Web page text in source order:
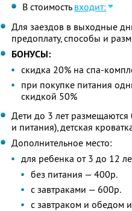
В стоимость входит:
Для заездов в выходные
предоплату, способы и
БОНУСЫ:
скидка 20% на спа-
при покупке питания
скидкой 50%
Дети до 3 лет размещаются
и питания), детская
Дополнительное место:
для ребенка от 3 до 12
без питания — 400р.
с завтраками — 600р.
с завтраком и обедом